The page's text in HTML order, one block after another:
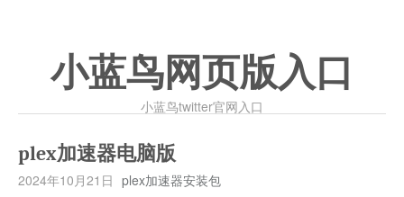
小蓝鸟网页版入口
小蓝鸟twitter官网入口
plex加速器电脑版
2024年10月21日 plex加速器安装包